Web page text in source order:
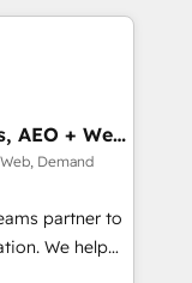
brands. 🔄
Media. -
agents
AEO + Web,
Demand
partner to
We help